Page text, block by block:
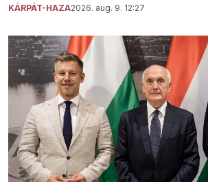
KÁRPÁT-HAZA2026. aug. 9. 12:27